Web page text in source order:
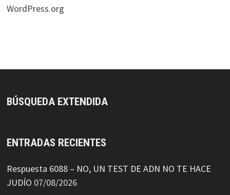
WordPress.org
BÚSQUEDA EXTENDIDA
ENTRADAS RECIENTES
Respuesta 6088 – NO, UN TEST DE ADN NO TE HACE
JUDÍO 07/08/2026